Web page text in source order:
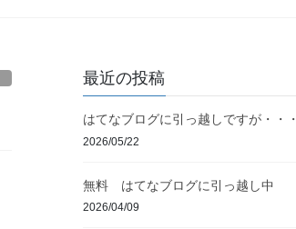
最近の投稿
はてなブログに引っ越しですが・・・
2026/05/22
無料 はてなブログに引っ越し中
2026/04/09